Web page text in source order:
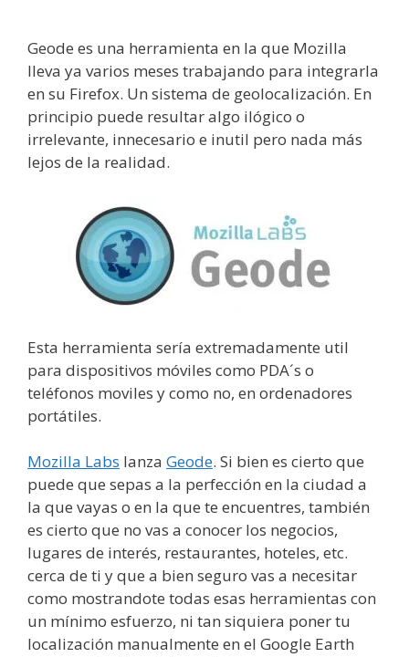
Geode es una herramienta en la que Mozilla
lleva ya varios meses trabajando para integrarla
en su Firefox. Un sistema de geolocalización. En
principio puede resultar algo ilógico o
irrelevante, innecesario e inutil pero nada más
lejos de la realidad.
Esta herramienta sería extremadamente util
para dispositivos móviles como PDA´s o
teléfonos moviles y como no, en ordenadores
portátiles.
Mozilla Labs lanza Geode. Si bien es cierto que
puede que sepas a la perfección en la ciudad a
la que vayas o en la que te encuentres, también
es cierto que no vas a conocer los negocios,
lugares de interés, restaurantes, hoteles, etc.
cerca de ti y que a bien seguro vas a necesitar
como mostrandote todas esas herramientas con
un mínimo esfuerzo, ni tan siquiera poner tu
localización manualmente en el Google Earth